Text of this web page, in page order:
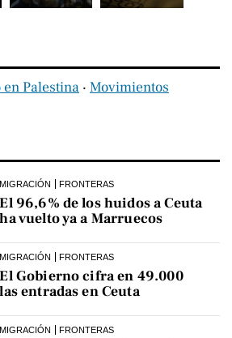
Palestina ‧ Movimientos
MIGRACIÓN FRONTERAS
El 96,6% de los huidos a Ceuta
ha vuelto ya a Marruecos
MIGRACIÓN FRONTERAS
El Gobierno cifra en 49.000
las entradas en Ceuta
MIGRACIÓN FRONTERAS